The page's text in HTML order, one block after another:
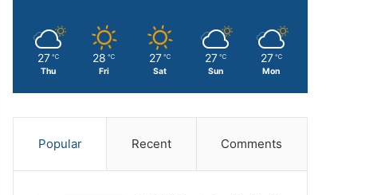
27 ℃
Thu
28 ℃
Fri
27 ℃
Sat
27 ℃
Sun
27 ℃
Mon
Popular Recent Comments